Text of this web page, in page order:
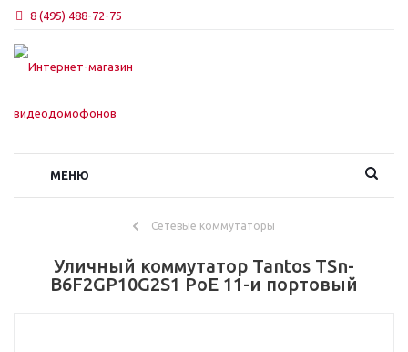
8 (495) 488-72-75
МЕНЮ
Сетевые коммутаторы
Уличный коммутатор Tantos TSn-
B6F2GP10G2S1 PoE 11-и портовый